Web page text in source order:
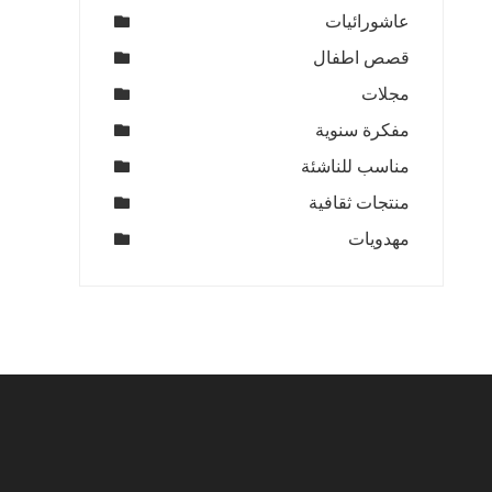
عاشورائيات
قصص اطفال
مجلات
مفكرة سنوية
مناسب للناشئة
منتجات ثقافية
مهدويات